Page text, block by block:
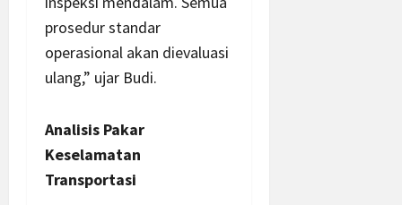
prosedur standar
operasional akan dievaluasi
ulang,” ujar Budi.
Analisis Pakar
Keselamatan
Transportasi